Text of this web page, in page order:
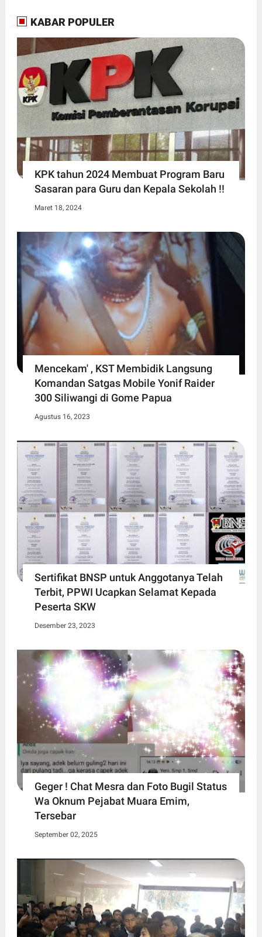
KABAR POPULER
KPK tahun 2024 Membuat Program Baru
Sasaran para Guru dan Kepala Sekolah !!
Maret 18, 2024
Mencekam' , KST Membidik Langsung
Komandan Satgas Mobile Yonif Raider
300 Siliwangi di Gome Papua
Agustus 16, 2023
Sertifikat BNSP untuk Anggotanya Telah
Terbit, PPWI Ucapkan Selamat Kepada
Peserta SKW
Desember 23, 2023
Geger ! Chat Mesra dan Foto Bugil Status
Wa Oknum Pejabat Muara Emim,
Tersebar
September 02, 2025